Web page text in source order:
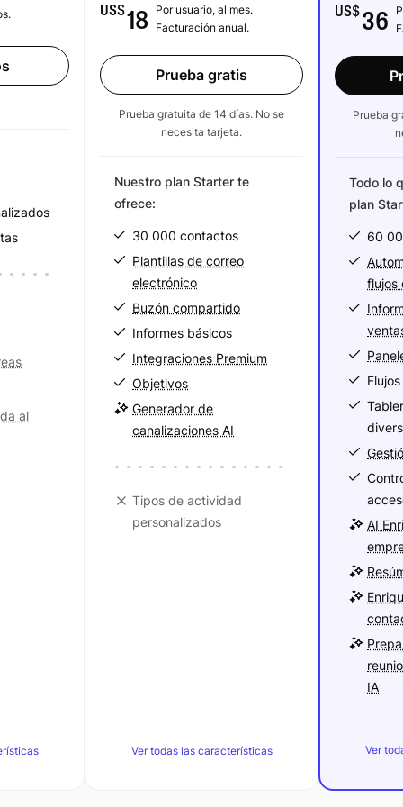
al
US$18
Por usuario, al mes.
Facturación anual.
Prueba gratis
Prueba gratuita de 14 días. No se
necesita tarjeta.
Nuestro plan Starter te
ofrece:
30 000 contactos
Plantillas de correo
electrónico
Buzón compartido
Informes básicos
Integraciones Premium
Objetivos
Generador de
canalizaciones AI
Tipos de actividad
personalizados
Ver todas las características
US$36
Prueba
Todo lo
plan
60
flujos
AI
IA
Ver